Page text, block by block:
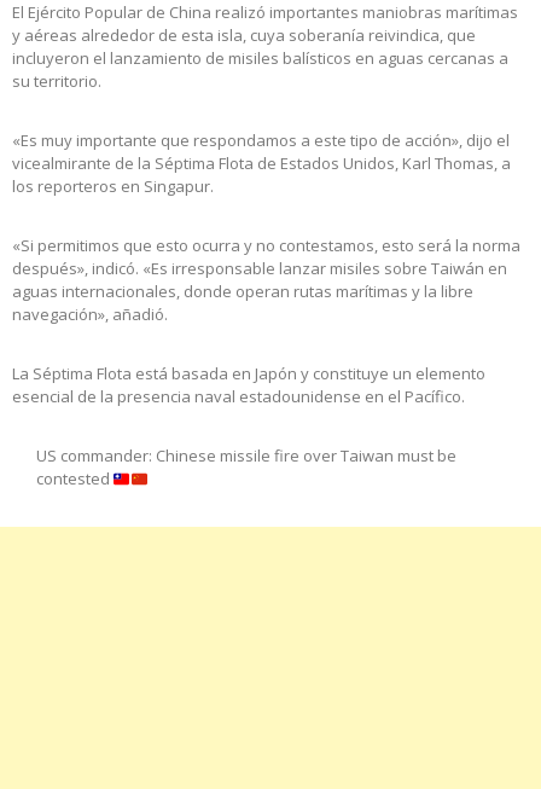
El Ejército Popular de China realizó importantes maniobras marítimas
y aéreas alrededor de esta isla, cuya soberanía reivindica, que
incluyeron el lanzamiento de misiles balísticos en aguas cercanas a
su territorio.
«Es muy importante que respondamos a este tipo de acción», dijo el
vicealmirante de la Séptima Flota de Estados Unidos, Karl Thomas, a
los reporteros en Singapur.
«Si permitimos que esto ocurra y no contestamos, esto será la norma
después», indicó. «Es irresponsable lanzar misiles sobre Taiwán en
aguas internacionales, donde operan rutas marítimas y la libre
navegación», añadió.
La Séptima Flota está basada en Japón y constituye un elemento
esencial de la presencia naval estadounidense en el Pacífico.
US commander: Chinese missile fire over Taiwan must be
contested